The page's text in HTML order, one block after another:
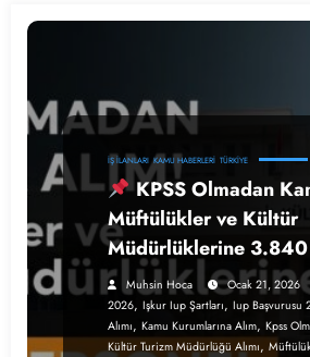
İŞ İLANLARI KAMU HABERLERI TÜRKIYE
KPSS Olmadan
Müftülükler ve Kültür
Müdürlüklerine 3.840
Alınacak
Muhsin Hoca Ocak 21, 2026
2026, Işkur Iup Şartları, Iup Başvurusu
Alımı, Kamu Kurumlarına Alım, Kpss
Kültür Turizm Müdürlüğü Alımı,